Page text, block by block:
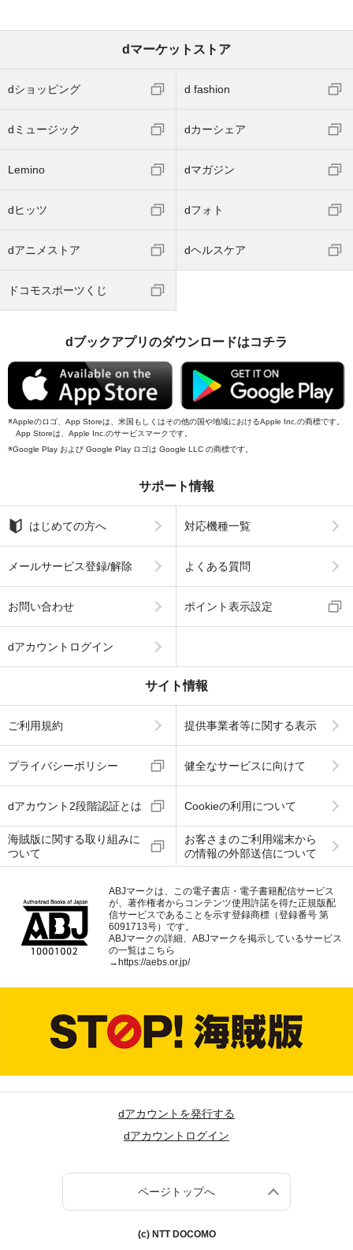
dマーケットストア
dショッピング d fashion
dミュージック dカーシェア
Lemino dマガジン
dヒッツ dフォト
dアニメストア dヘルスケア
ドコモスポーツくじ
dブックアプリのダウンロードはコチラ
Appleのロゴ、App Storeは、米国もしくはその他の国や地域におけるApple Inc.の商標です。
App Storeは、Apple Inc.のサービスマークです。
Google Play および Google Play ロゴは Google LLC の商標です。
サポート情報
はじめての方へ 対応機種一覧
メールサービス登録/解除 よくある質問
お問い合わせ ポイント表示設定
dアカウントログイン
サイト情報
ご利用規約 提供事業者等に関する表示
プライバシーポリシー 健全なサービスに向けて
dアカウント2段階認証とは Cookieの利用について
海賊版に関する取り組みに
ついて
お客さまのご利用端末から
の情報の外部送信について
ABJマークは、この電子書店・電子書籍配信サービス
が、著作権者からコンテンツ使用許諾を得た正規版配
信サービスであることを示す登録商標（登録番号 第
6091713号）です。
ABJマークの詳細、ABJマークを掲示しているサービス
の一覧はこちら
→ https://aebs.or.jp/
dアカウントを発行する
dアカウントログイン
ページトップへ
(c) NTT DOCOMO